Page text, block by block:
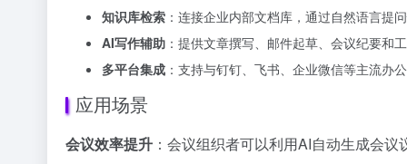
知识库检索 ：连接企业内部文档库，通过自然语言提
AI写作辅助 ：提供文章撰写、邮件起草、会议纪要和
多平台集成 ：支持与钉钉、飞书、企业微信等主流办
应用场景
会议效率提升 ：会议组织者可以利用AI自动生成会